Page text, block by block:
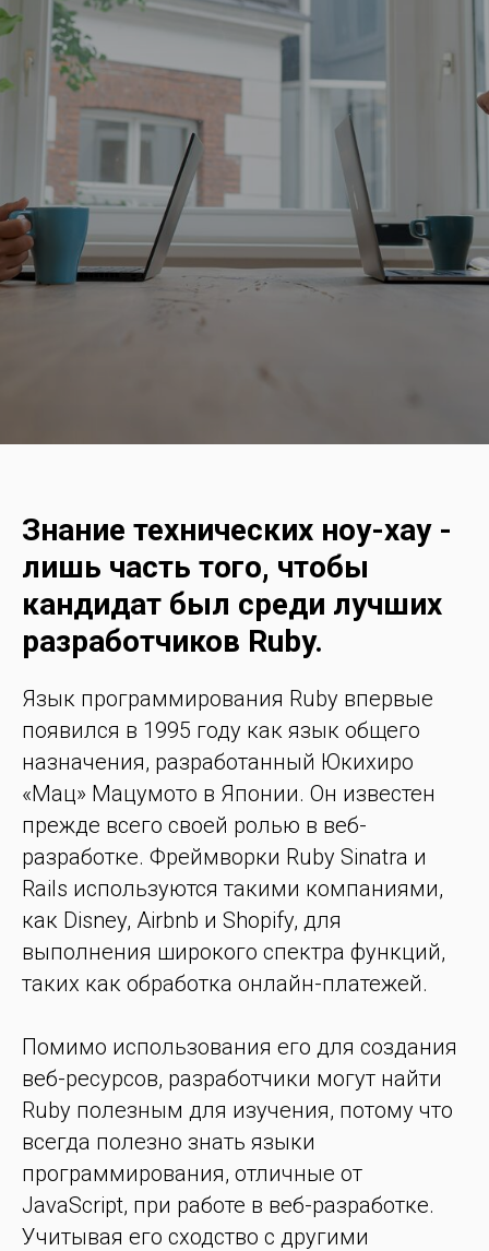
Знание технических ноу-хау -
лишь часть того, чтобы
кандидат был среди лучших
разработчиков Ruby.
Язык программирования Ruby впервые
появился в 1995 году как язык общего
назначения, разработанный Юкихиро
«Мац» Мацумото в Японии. Он известен
прежде всего своей ролью в веб-
разработке. Фреймворки Ruby Sinatra и
Rails используются такими компаниями,
как Disney, Airbnb и Shopify, для
выполнения широкого спектра функций,
таких как обработка онлайн-платежей.
Помимо использования его для создания
веб-ресурсов, разработчики могут найти
Ruby полезным для изучения, потому что
всегда полезно знать языки
программирования, отличные от
JavaScript, при работе в веб-разработке.
Учитывая его сходство с другими